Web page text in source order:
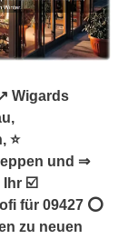
Wigards
⭐
und ⇒
Ihr ☑️
für 09427 ⭕
zu neuen